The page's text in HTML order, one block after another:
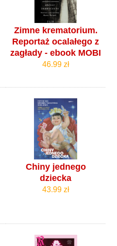
Zimne krematorium.
Reportaż ocalałego z
zagłady - ebook MOBI
46.99 zł
Chiny jednego
dziecka
43.99 zł